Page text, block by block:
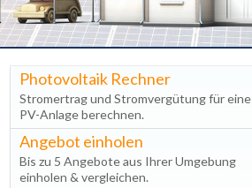
Photovoltaik Rechner
Stromertrag und Stromvergütung für eine
PV-Anlage berechnen.
Angebot einholen
Bis zu 5 Angebote aus Ihrer Umgebung
einholen & vergleichen.